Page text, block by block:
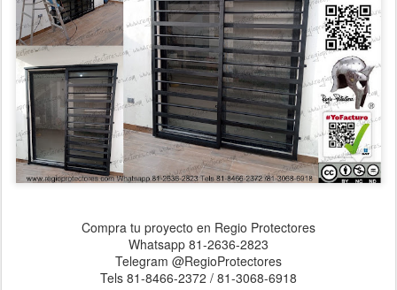
Compra tu proyecto en Regio Protectores
Whatsapp 81-2636-2823
Telegram @RegioProtectores
Tels 81-8466-2372 / 81-3068-6918